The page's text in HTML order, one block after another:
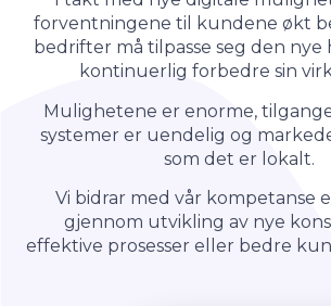
forventningene til kundene økt
bedrifter må tilpasse seg den nye
kontinuerlig forbedre sin
Mulighetene er enorme,
systemer er uendelig og
som det er lokalt.
Vi bidrar med vår kompetanse
gjennom utvikling av nye
effektive prosesser eller bedre